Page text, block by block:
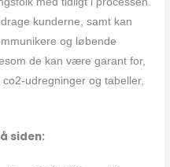
kunderne, samt kan
og løbende
de kan være garant for,
udregninger og tabeller,
siden: